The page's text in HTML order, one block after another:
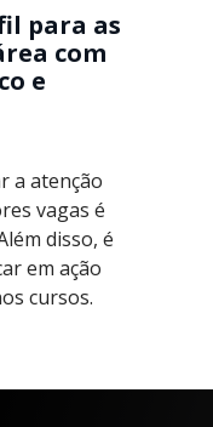
para as
com
e
a atenção
vagas é
disso, é
em ação
cursos.